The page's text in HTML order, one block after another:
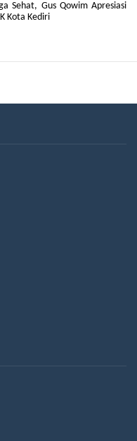
Sehat, Gus Qowim Apresiasi
Kota Kediri